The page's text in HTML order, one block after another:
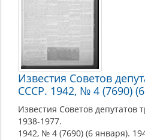
Известия Советов
СССР. 1942, № 4 (7690)
Известия Советов депутатов
1938-1977.
1942, № 4 (7690) (6 января).